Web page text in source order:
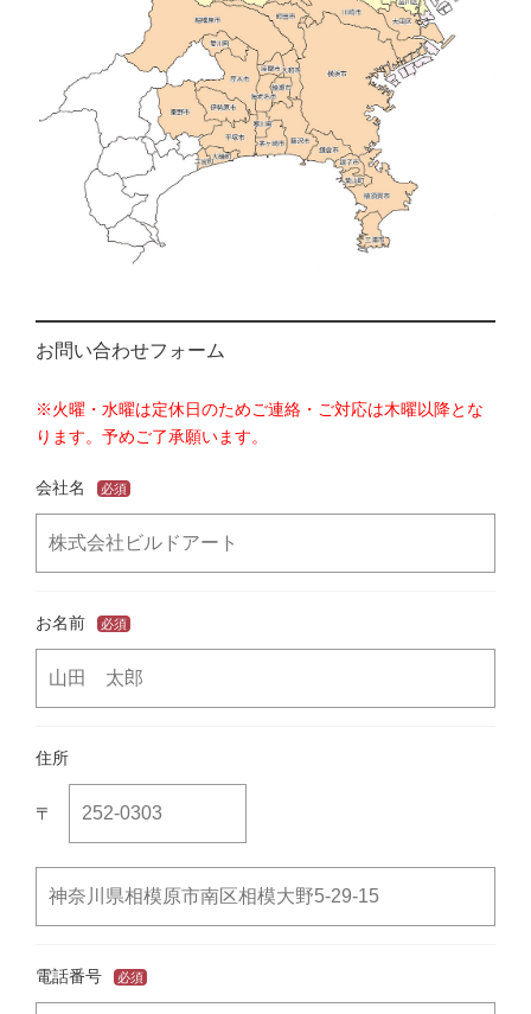
お問い合わせフォーム
※火曜・水曜は定休日のためご連絡・ご対応は木曜以降とな
ります。予めご了承願います。
会社名 必須
お名前 必須
住所
〒
電話番号 必須